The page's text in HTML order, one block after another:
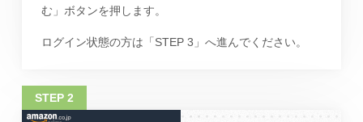
む」ボタンを押します。
ログイン状態の方は「STEP 3」へ進んでください。